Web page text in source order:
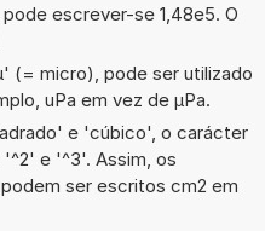
escrever-se 1,48e5. O
(= micro), pode ser utilizado
uPa em vez de µPa.
e 'cúbico', o carácter
e '^3'. Assim, os
ser escritos cm2 em